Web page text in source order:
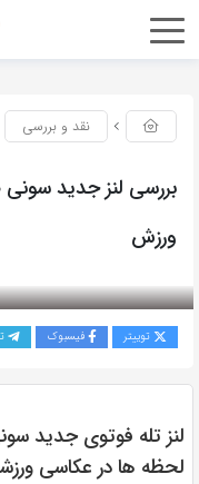
نقد و بررسی
ورزش
توییتر فیسبوک
لحظه ها در عکاسی